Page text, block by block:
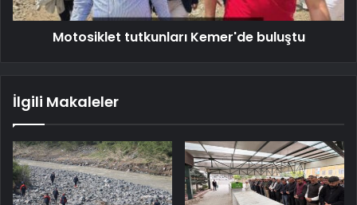
Motosiklet tutkunları Kemer'de buluştu
İlgili Makaleler